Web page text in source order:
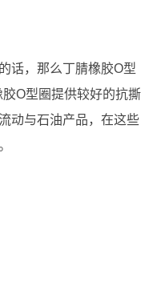
话，那么丁腈橡胶O型
O型圈提供较好的抗撕
动与石油产品，在这些